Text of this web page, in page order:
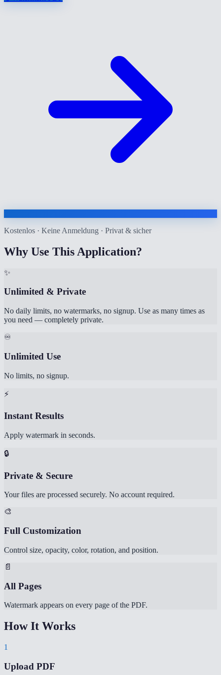
Kostenlos · Keine Anmeldung · Privat & sicher
Why Use This Application?
✨
Unlimited & Private
No daily limits, no watermarks, no signup. Use as many times as
you need — completely private.
♾️
Unlimited Use
No limits, no signup.
⚡
Instant Results
Apply watermark in seconds.
🔒
Private & Secure
Your files are processed securely. No account required.
🎨
Full Customization
Control size, opacity, color, rotation, and position.
📄
All Pages
Watermark appears on every page of the PDF.
How It Works
1
Upload PDF